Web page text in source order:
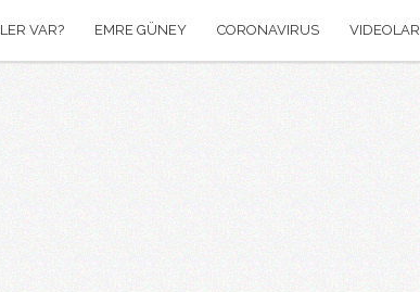
VAR? EMRE GÜNEY CORONAVIRUS VIDEOLAR